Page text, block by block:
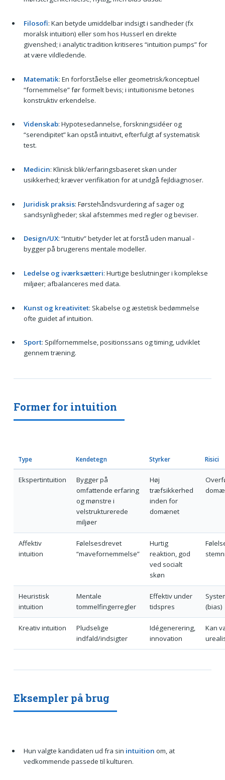
Filosofi: Kan betyde umiddelbar indsigt i sandheder (fx
moralsk intuition) eller som hos Husserl en direkte
givenshed; i analytic tradition kritiseres “intuition pumps” for
at være vildledende.
Matematik: En forforståelse eller geometrisk/konceptuel
“fornemmelse” før formelt bevis; i intuitionisme betones
konstruktiv erkendelse.
Videnskab: Hypotesedannelse, forskningsidéer og
“serendipitet” kan opstå intuitivt, efterfulgt af systematisk
test.
Medicin: Klinisk blik/erfaringsbaseret skøn under
usikkerhed; kræver verifikation for at undgå fejldiagnoser.
Juridisk praksis: Førstehåndsvurdering af sager og
sandsynligheder; skal afstemmes med regler og beviser.
Design/UX: “Intuitiv” betyder let at forstå uden manual -
bygger på brugerens mentale modeller.
Ledelse og iværksætteri: Hurtige beslutninger i komplekse
miljøer; afbalanceres med data.
Kunst og kreativitet: Skabelse og æstetisk bedømmelse
ofte guidet af intuition.
Sport: Spilfornemmelse, positionssans og timing, udviklet
gennem træning.
Former for intuition
Type Kendetegn Styrker Risici
Ekspertintuition
Bygger på
omfattende erfaring
og mønstre i
velstrukturerede
miljøer
Høj
træfsikkerhed
inden for
domænet
Affektiv
intuition
Følelsesdrevet
“mavefornemmelse”
Hurtig
reaktion, god
ved socialt
skøn
Heuristisk
intuition
Mentale
tommelfingerregler
Effektiv under
tidspres
(bias)
Kreativ intuition
Pludselige
indfald/indsigter
Idégenerering,
innovation
Kan
Eksempler på brug
Hun valgte kandidaten ud fra sin intuition om, at
vedkommende passede til kulturen.